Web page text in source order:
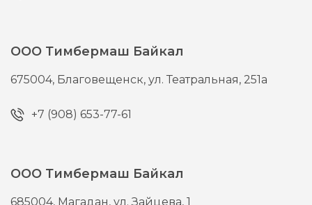
ООО Тимбермаш Байкал
675004, Благовещенск,ул. Театральная, 251а
+7 (908) 653-77-61
ООО Тимбермаш Байкал
685004, Магадан,ул. Зайцева, 1